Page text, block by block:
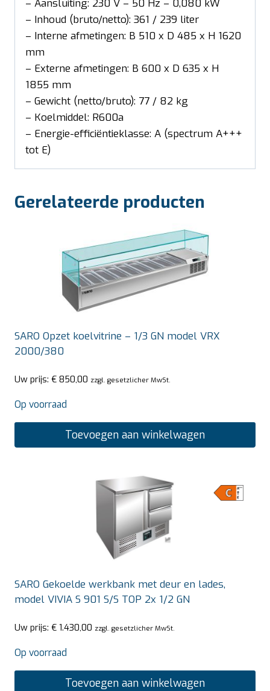
– Aansluiting: 230 V – 50 Hz – 0,080 kW
– Inhoud (bruto/netto): 361 / 239 liter
– Interne afmetingen: B 510 x D 485 x H 1620
mm
– Externe afmetingen: B 600 x D 635 x H
1855 mm
– Gewicht (netto/bruto): 77 / 82 kg
– Koelmiddel: R600a
– Energie-efficiëntieklasse: A (spectrum A+++
tot E)
Gerelateerde producten
SARO Opzet koelvitrine – 1/3 GN model VRX
2000/380
Uw prijs: € 850,00 zzgl. gesetzlicher MwSt.
Op voorraad
Toevoegen aan winkelwagen
SARO Gekoelde werkbank met deur en lades,
model VIVIA S 901 S/S TOP 2x 1/2 GN
Uw prijs: € 1.430,00 zzgl. gesetzlicher MwSt.
Op voorraad
Toevoegen aan winkelwagen